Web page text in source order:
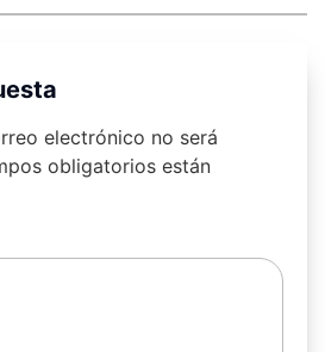
electrónico no será
obligatorios están